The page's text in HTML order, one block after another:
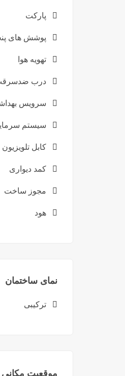
پارکت
پوشش های
تهویه هوا
درب
سرویس
سیستم
کابل تلویزیون
کمد دیواری
مجوز ساخت
هود
نمای ساختمان
ترکیبی
موقعیت مکانی